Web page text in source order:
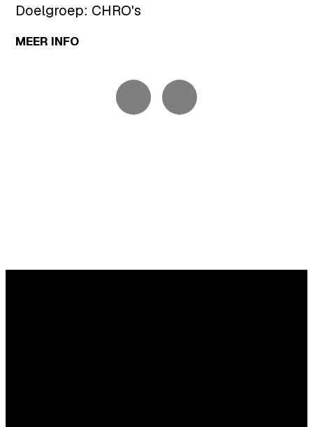
Doelgroep: CHRO's
MEER INFO